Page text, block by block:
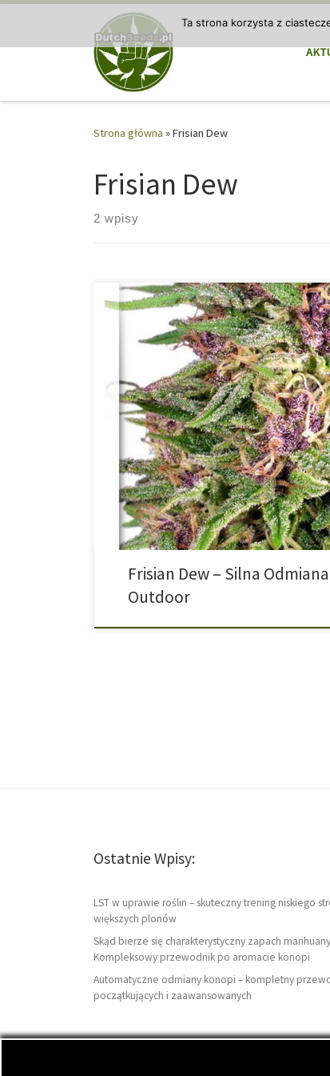
Przejdź do treści
Strona główna »Frisian Dew
Frisian Dew
2 wpisy
Frisian Dew to odmiana specjalnie stworzona
pochodzi od południowoamerykańskiego
metrową roślinę. Frisian Dew – fioletowa
na trudne warunki Frisian Dew to ikona
Odmiana powstała z połączenia Super Skunk i
Frisian Dew – Silna
Outdoor
Ostatnie Wpisy:
LST w uprawie roślin – skuteczny trening niskiego
większych plonów
Skąd bierze się charakterystyczny zapach
Kompleksowy przewodnik po aromacie konopi
Automatyczne odmiany konopi – kompletny
początkujących i zaawansowanych
Ta strona korzysta z